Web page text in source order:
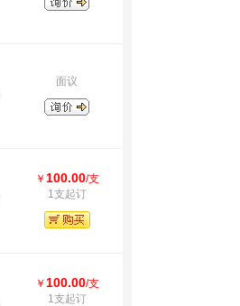
面议
￥ 100.00/支
1支起订
￥ 100.00/支
1支起订